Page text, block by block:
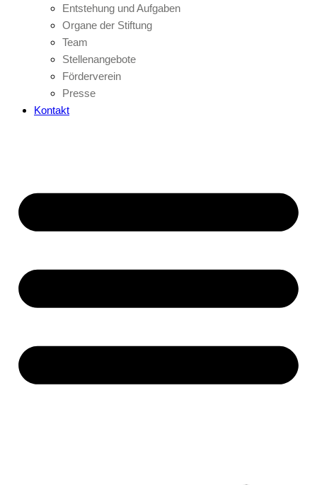
Entstehung und Aufgaben
Organe der Stiftung
Team
Stellenangebote
Förderverein
Presse
Kontakt